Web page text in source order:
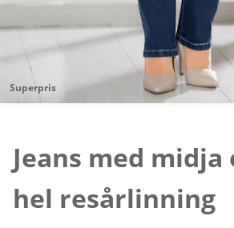
Superpris
Jeans med midja
hel resårlinning